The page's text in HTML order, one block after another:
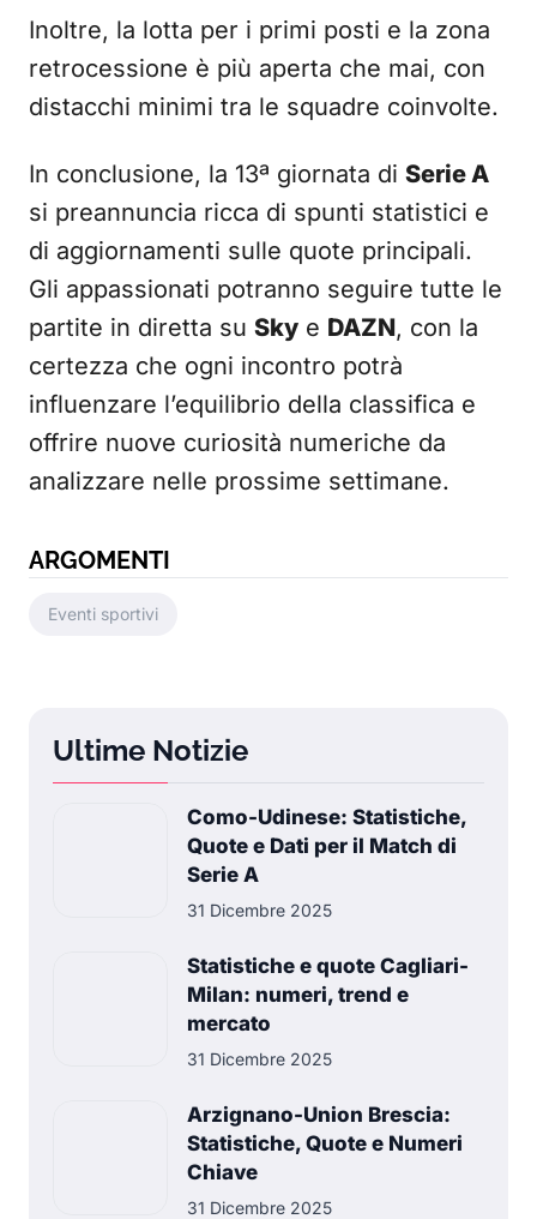
Inoltre, la lotta per i primi posti e la zona
retrocessione è più aperta che mai, con
distacchi minimi tra le squadre coinvolte.
In conclusione, la 13ª giornata di Serie A
si preannuncia ricca di spunti statistici e
di aggiornamenti sulle quote principali.
Gli appassionati potranno seguire tutte le
partite in diretta su Sky e DAZN, con la
certezza che ogni incontro potrà
influenzare l’equilibrio della classifica e
offrire nuove curiosità numeriche da
analizzare nelle prossime settimane.
ARGOMENTI
Eventi sportivi
Ultime Notizie
Como-Udinese: Statistiche,
Quote e Dati per il Match di
Serie A
31 Dicembre 2025
Statistiche e quote Cagliari-
Milan: numeri, trend e
mercato
31 Dicembre 2025
Arzignano-Union Brescia:
Statistiche, Quote e Numeri
Chiave
31 Dicembre 2025